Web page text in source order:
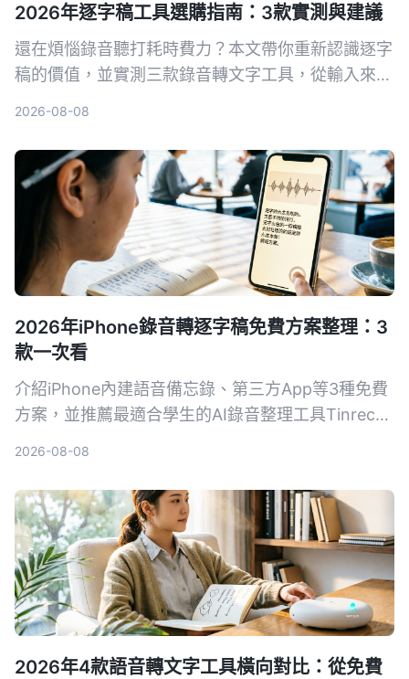
2026年逐字稿工具選購指南：3款實測與建議
還在煩惱錄音聽打耗時費力？本文帶你重新認識逐字
稿的價值，並實測三款錄音轉文字工具，從輸入來
2026-08-08
2026年iPhone錄音轉逐字稿免費方案整理：3
款一次看
介紹iPhone內建語音備忘錄、第三方App等3種免費
方案，並推薦最適合學生的AI錄音整理工具Tinrec，
2026-08-08
2026年4款語音轉文字工具橫向對比：從免費